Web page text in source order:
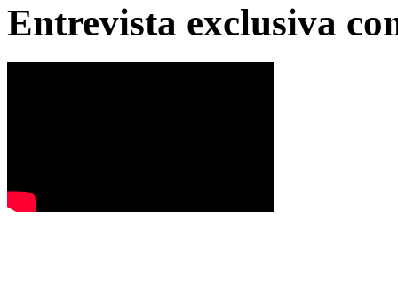
Entrevista exclusiva